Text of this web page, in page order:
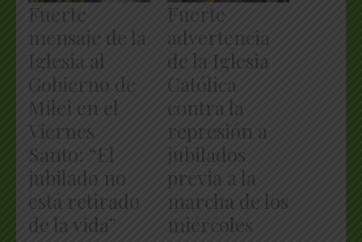
Fuerte
mensaje de la
Iglesia al
Gobierno de
Milei en el
Viernes
Santo: “El
jubilado no
está retirado
de la vida”
Fuerte
advertencia
de la Iglesia
Católica
contra la
represión a
jubilados
previa a la
marcha de los
miércoles